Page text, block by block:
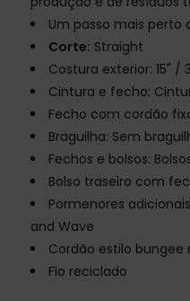
Um passo mais perto
Corte: Straight
Costura exterior: 15" /
Cintura e fecho:
Fecho com cordão
Braguilha: Sem
Fechos e bolsos:
Bolso traseiro com
Pormenores
and Wave
Cordão estilo bungee
Fio reciclado